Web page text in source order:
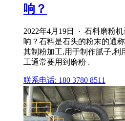
响？
2022年4月19日 · 石料磨粉
响？石料是石头的粉末的通
其制粉加工,用于制作腻子,利
工通常要用到磨粉 .
联系电话: 180 3780 8511